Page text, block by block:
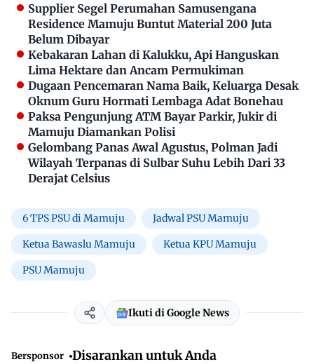
Supplier Segel Perumahan Samusengana
Residence Mamuju Buntut Material 200 Juta
Belum Dibayar
Kebakaran Lahan di Kalukku, Api Hanguskan
Lima Hektare dan Ancam Permukiman
Dugaan Pencemaran Nama Baik, Keluarga Desak
Oknum Guru Hormati Lembaga Adat Bonehau
Paksa Pengunjung ATM Bayar Parkir, Jukir di
Mamuju Diamankan Polisi
Gelombang Panas Awal Agustus, Polman Jadi
Wilayah Terpanas di Sulbar Suhu Lebih Dari 33
Derajat Celsius
6 TPS PSU di Mamuju Jadwal PSU Mamuju
Ketua Bawaslu Mamuju Ketua KPU Mamuju
PSU Mamuju
Ikuti di Google News
Bersponsor Disarankan untuk Anda